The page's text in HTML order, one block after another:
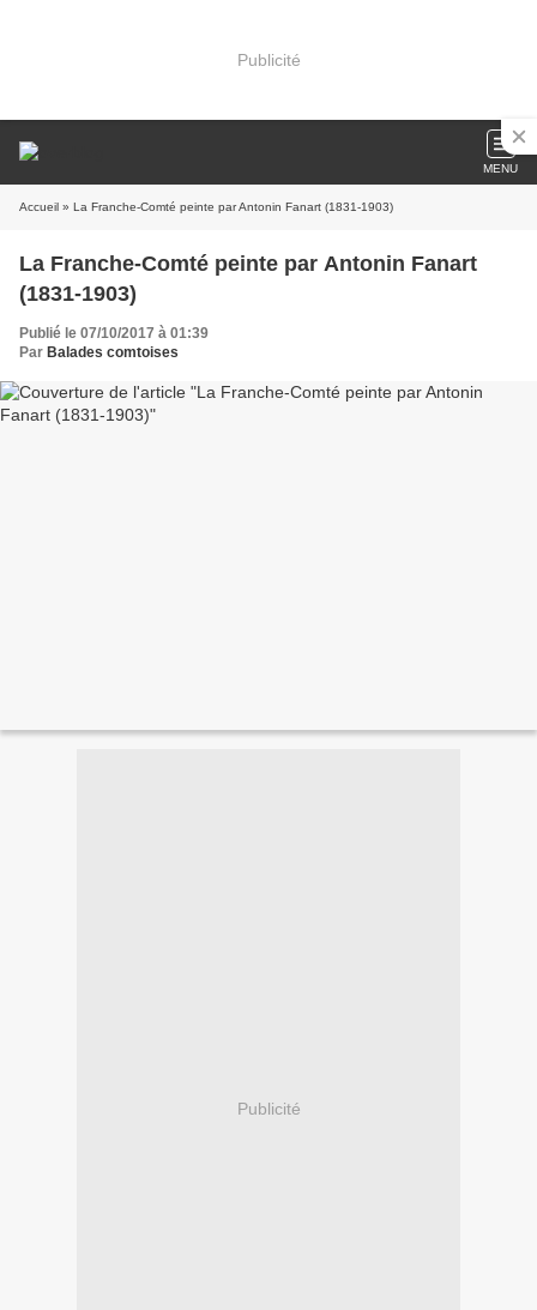
Publicité
MENU
Accueil » La Franche-Comté peinte par Antonin Fanart (1831-1903)
La Franche-Comté peinte par Antonin Fanart
(1831-1903)
Publié le 07/10/2017 à 01:39
Par Balades comtoises
Publicité